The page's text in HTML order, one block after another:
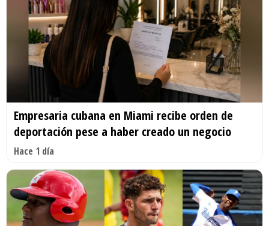
Empresaria cubana en Miami recibe orden de
deportación pese a haber creado un negocio
Hace 1 día